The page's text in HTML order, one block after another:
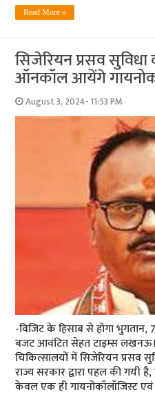
Read More »
सिजेरियन प्रसव
ऑनकॉल आयेंगे
August 3, 2024- 11:53 PM
-विजिट के हिसाब से होगा
बजट आवंटित सेहत टाइम्स
चिकित्सालयों में सिजेरियन प्रसव
राज्य सरकार द्वारा पहल की गयी
केवल एक ही गायनोकॉलॉजिस्ट